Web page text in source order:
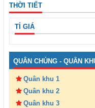
THỜI TIẾT
TỈ GIÁ
QUÂN CHỦNG - QUÂN
Quân khu 1
Quân khu 2
Quân khu 3